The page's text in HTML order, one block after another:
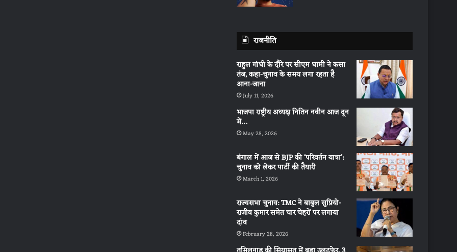
राजनीति
राहुल गांधी के दौरे पर सीएम धामी ने कसा
तंज, कहा-चुनाव के समय लगा रहता है
आना-जाना
July 11, 2026
भाजपा राष्ट्रीय अध्यक्ष नितिन नवीन आज दून
में…
May 28, 2026
बंगाल में आज से BJP की ‘परिवर्तन यात्रा’:
चुनाव को लेकर पार्टी की तैयारी
March 1, 2026
राज्यसभा चुनाव: TMC ने बाबुल सुप्रियो-
राजीव कुमार समेत चार चेहरों पर लगाया
दांव
February 28, 2026